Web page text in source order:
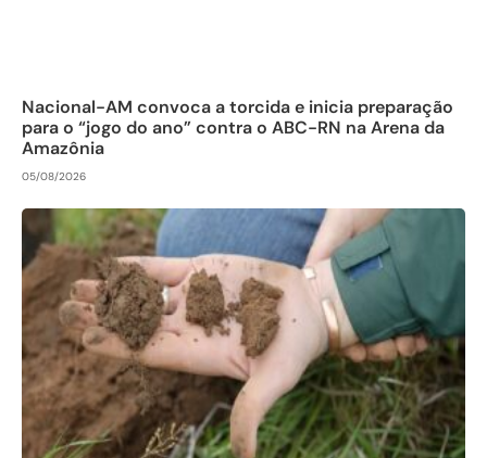
Nacional-AM convoca a torcida e inicia preparação
para o “jogo do ano” contra o ABC-RN na Arena da
Amazônia
05/08/2026